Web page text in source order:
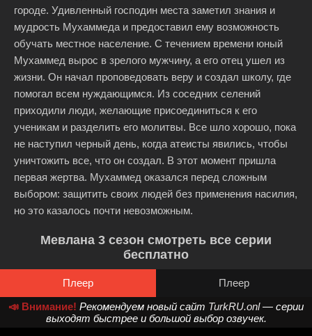
городе. Удивленный господин места заметил знания и
мудрость Мухаммеда и предоставил ему возможность
обучать местное население. С течением времени юный
Мухаммед вырос в зрелого мужчину, а его отец ушел из
жизни. Он начал проповедовать веру и создал школу, где
помогал всем нуждающимся. Из соседних селений
приходили люди, желающие присоединиться к его
ученикам и разделить его молитвы. Все шло хорошо, пока
не наступил черный день, когда атеисты явились, чтобы
уничтожить все, что он создал. В этот момент пришла
первая жертва. Мухаммед оказался перед сложным
выбором: защитить своих людей без применения насилия,
но это казалось почти невозможным.
Мевлана 3 сезон смотреть все серии
бесплатно
Плеер
Плеер
📣 Внимание! Рекомендуем новый сайт TurkRU.onl— серии
выходят быстрее и большой выбор озвучек.